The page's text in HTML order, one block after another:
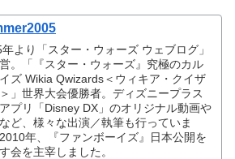
より「スター・ウォーズ ウェブログ」
。「『スター・ウォーズ』究極のカル
イズ Wikia Qwizards＜ウィキア・クイザ
」世界大会優勝者。ディズニープラス
プリ「Disney DX」のオリジナル動画や
ど、様々な出演／執筆も行っていま
年、『ファンボーイズ』日本公開を
会を主宰しました。